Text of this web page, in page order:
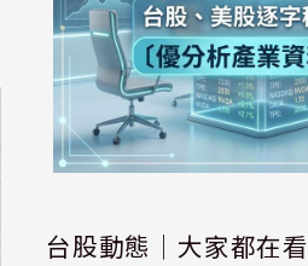
台股動態｜大家都在看